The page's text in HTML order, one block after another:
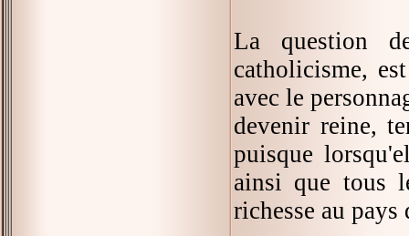
La question
catholicisme,
avec le
devenir reine,
puisque
ainsi que tous
richesse au